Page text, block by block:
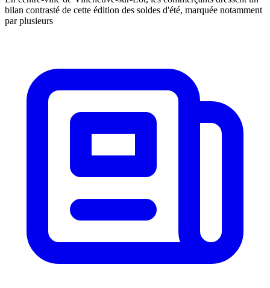
bilan contrasté de cette édition des soldes d'été, marquée notamment
par plusieurs